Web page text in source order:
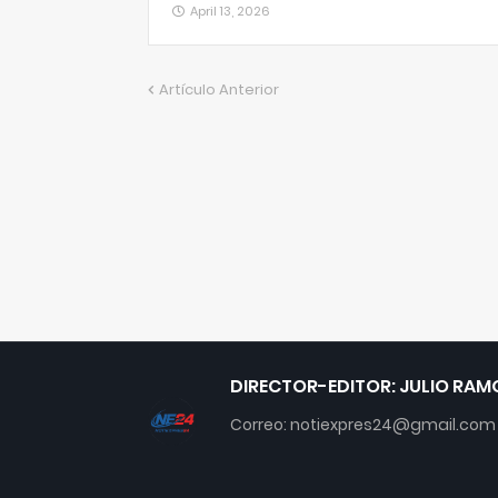
April 13, 2026
Artículo Anterior
DIRECTOR-EDITOR: JULIO
Correo: notiexpres24@gmail.com